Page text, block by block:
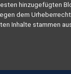
hinzugefügten
dem
Inhalte stammen